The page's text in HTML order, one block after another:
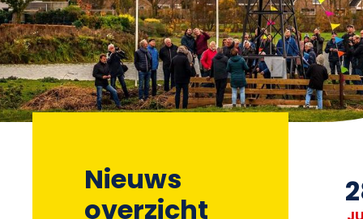
Nieuws
overzicht